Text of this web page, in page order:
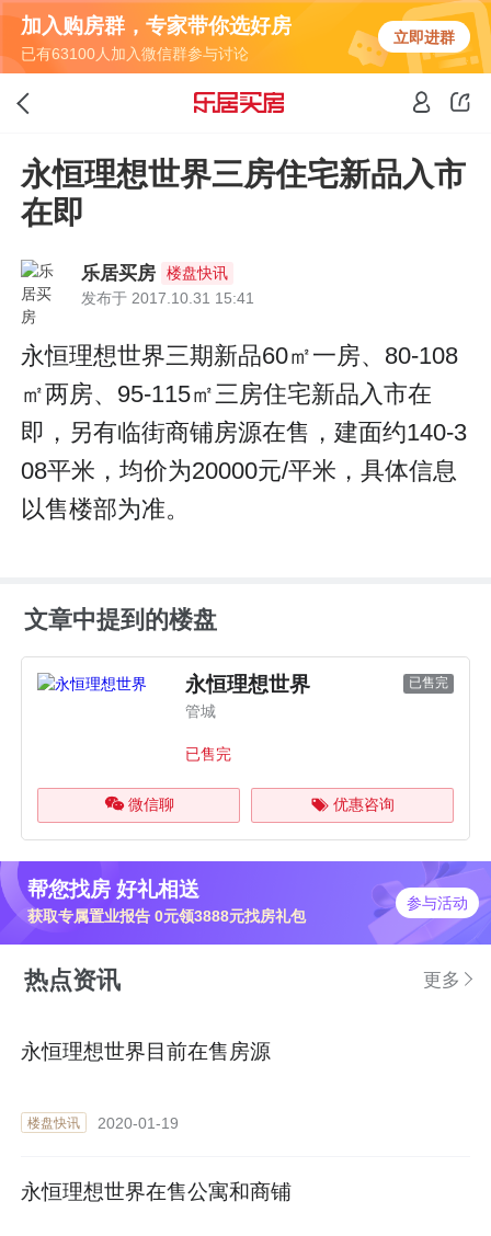
加入购房群，专家带你选好房
已有63100人加入微信群参与讨论
立即进群
永恒理想世界三房住宅新品入市
在即
乐居买房
楼盘快讯
发布于 2017.10.31 15:41
永恒理想世界三期新品60㎡一房、80-108
㎡两房、95-115㎡三房住宅新品入市在
即，另有临街商铺房源在售，建面约140-3
08平米，均价为20000元/平米，具体信息
以售楼部为准。
文章中提到的楼盘
永恒理想世界 已售完
管城
已售完
微信聊 优惠咨询
帮您找房 好礼相送
获取专属置业报告 0元领3888元找房礼包
参与活动
热点资讯 更多
永恒理想世界目前在售房源
楼盘快讯 2020-01-19
永恒理想世界在售公寓和商铺